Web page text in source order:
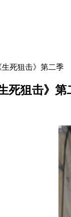
死狙击》第二季
死狙击》第